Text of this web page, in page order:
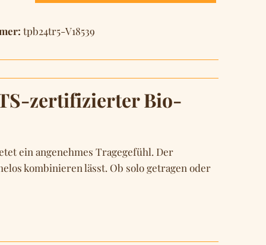
tpb24tr5-V18539
zertifizierter Bio-
ein angenehmes Tragegefühl. Der
kombinieren lässt. Ob solo getragen oder